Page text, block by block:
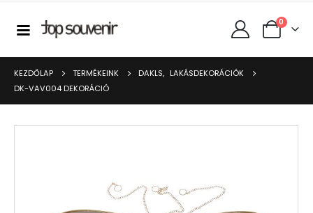
0
KEZDŐLAP TERMÉKEINK DAKLS, LAKÁSDEKORÁCIÓK
DK-VAV004 DEKORÁCIÓ